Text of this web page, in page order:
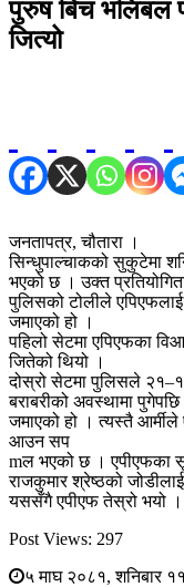
पुरुष बिच भलिबल
जित्यो
जनतापत्र, चौतारा ।
सिन्धुपाल्चाकको सुकुटेमा
भएको छ । उक्त
पुलिसको टोलीले एपिएफलाई
जमाएको हो ।
पहिलो सेटमा एपिएफका
जितेको थियो ।
दोस्रो सेटमा पुलिसले
बराबरीको अवस्थामा
जमाएको हो । त्यस्तै
आउन सप
mल भएको छ । एपीएफका
राजकुमार श्रेष्ठको
यससँगै एपीएफ तेस्रो भयो ।
Post Views: 297
५ माघ २०८१, शनिबार